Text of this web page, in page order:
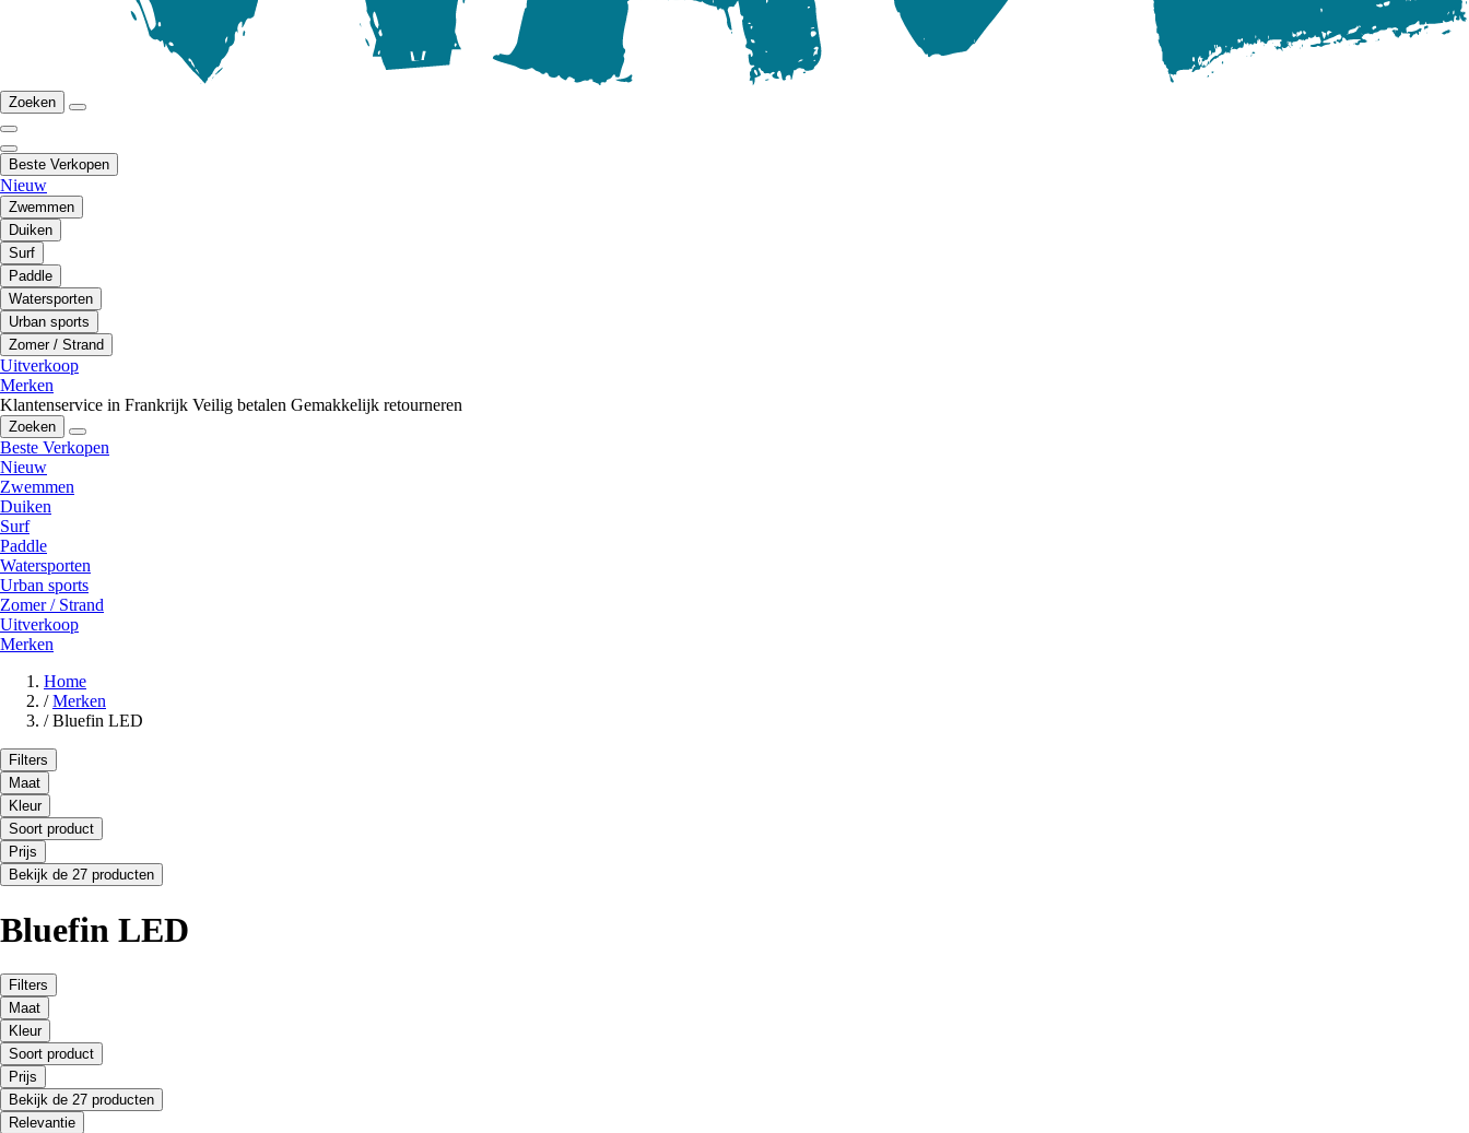
Zoeken
Beste Verkopen
Nieuw
Zwemmen
Duiken
Surf
Paddle
Watersporten
Urban sports
Zomer / Strand
Uitverkoop
Merken
Klantenservice in Frankrijk Veilig betalen Gemakkelijk retourneren
Zoeken
Beste Verkopen
Nieuw
Zwemmen
Duiken
Surf
Paddle
Watersporten
Urban sports
Zomer / Strand
Uitverkoop
Merken
Home
/ Merken
/ Bluefin LED
Filters
Maat
Kleur
Soort product
Prijs
Bekijk de 27 producten
Bluefin LED
Filters
Maat
Kleur
Soort product
Prijs
Bekijk de 27 producten
Relevantie